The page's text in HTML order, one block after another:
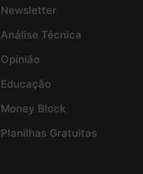
Newsletter
Análise Técnica
Opinião
Educação
Money Block
Planilhas Gratuitas